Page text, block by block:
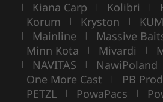
| Kiana Carp | Kolibri |
Korum | Kryston |
| Mainline | Massive
Minn Kota | Mivardi |
| NAVITAS | NawiPoland
One More Cast | PB
PETZL | PowaPacs |